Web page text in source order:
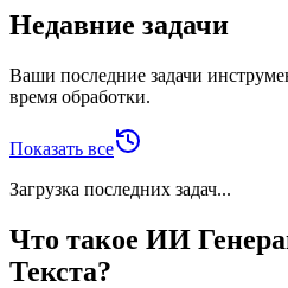
Недавние задачи
Ваши последние задачи
время обработки.
Показать все
Загрузка последних задач...
Что такое ИИ
Текста?